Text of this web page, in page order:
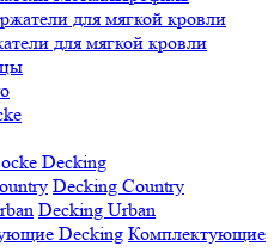
для мягкой кровли
Decking
Decking Country
Decking Urban
Комплектующие